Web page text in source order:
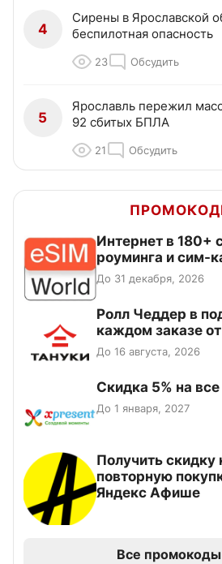
4
Сирены в Ярославской
беспилотная опасность
23 Обсудить
5
Ярославль пережил
92 сбитых БПЛА
21 Обсудить
Интернет в 180+
роуминга и сим-
До 31 декабря, 2026
Ролл Чеддер в
каждом заказе
До 16 августа, 2026
Скидка 5% на
До 1 января, 2027
Получить скидку
повторную
Яндекс Афише
Все промокоды